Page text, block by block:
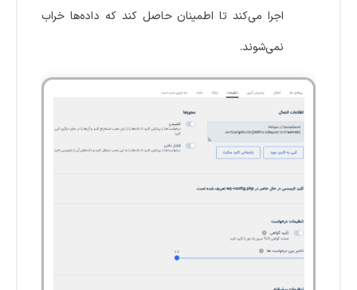
اجرا می‌کند تا اطمینان حاصل کند که داده‌ها خراب
نمی‌شوند.